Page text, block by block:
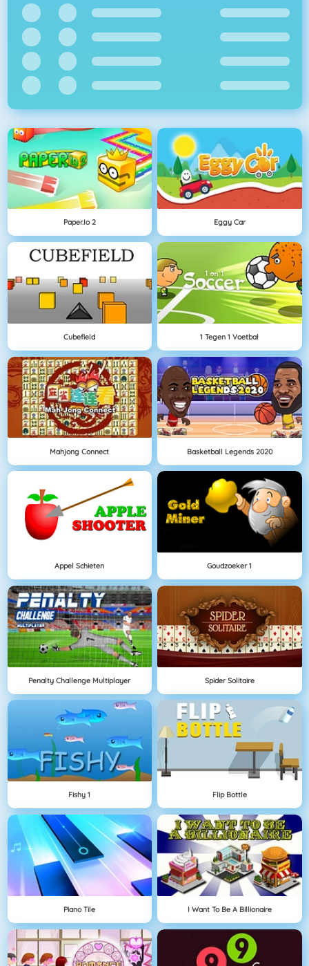
Paper.io 2 Eggy Car
Cubefield 1 Tegen 1 Voetbal
Mahjong Connect Basketball Legends 2020
Appel Schieten Goudzoeker 1
Penalty Challenge Multiplayer Spider Solitaire
Fishy 1 Flip Bottle
Piano Tile I Want To Be A Billionaire